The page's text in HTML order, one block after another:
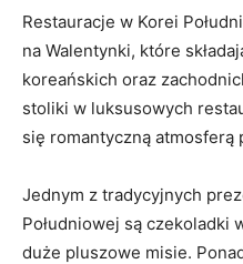
Restauracje w Korei
na Walentynki, które
koreańskich‌ oraz
stoliki w luksusowych‌
się romantyczną
Jednym z tradycyjnych
Południowej ​są⁣ czekoladki
duże ‍pluszowe misie.